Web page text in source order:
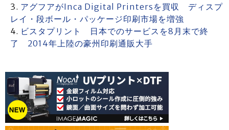
アグフアがInca Digital Printersを買収 ディスプ
レイ・段ボール・パッケージ印刷市場を増強
ビスタプリント 日本でのサービスを8月末で終
了 2014年上陸の豪州印刷通販大手